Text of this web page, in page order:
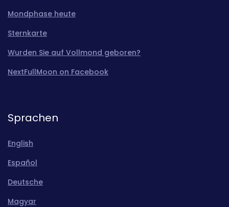
Mondphase heute
Sternkarte
Wurden Sie auf Vollmond geboren?
NextFullMoon on Facebook
Sprachen
English
Español
Deutsche
Magyar